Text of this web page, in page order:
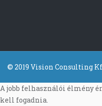
© 2019 Vision Consulting
A jobb felhasználói élmény
kell fogadnia.